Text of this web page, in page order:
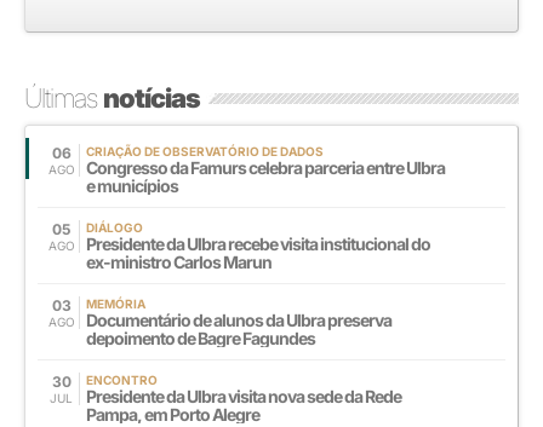
Últimasnotícias
06
AGO
CRIAÇÃO DE OBSERVATÓRIO DE DADOS
Congresso da Famurs celebra parceria entre Ulbra
e municípios
05
AGO
DIÁLOGO
Presidente da Ulbra recebe visita institucional do
ex-ministro Carlos Marun
03
AGO
MEMÓRIA
Documentário de alunos da Ulbra preserva
depoimento de Bagre Fagundes
30
JUL
ENCONTRO
Presidente da Ulbra visita nova sede da Rede
Pampa, em Porto Alegre